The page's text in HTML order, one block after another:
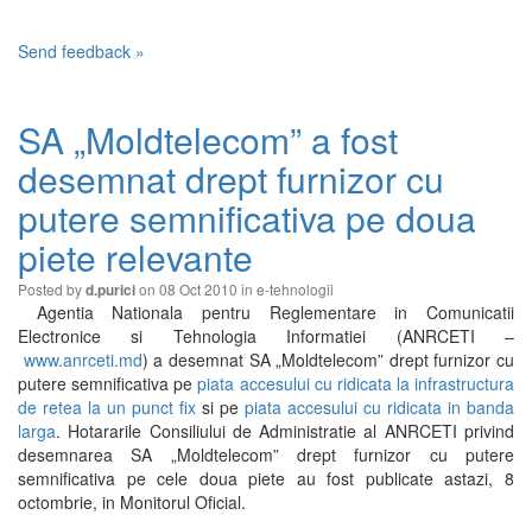
Send feedback »
SA „Moldtelecom” a fost
desemnat drept furnizor cu
putere semnificativa pe doua
piete relevante
Posted byd.puricion 08 Oct 2010 in e-tehnologii
Agentia Nationala pentru Reglementare in Comunicatii
Electronice si Tehnologia Informatiei (ANRCETI –
www.anrceti.md) a desemnat SA „Moldtelecom” drept furnizor cu
putere semnificativa pepiata accesului cu ridicata la infrastructura
de retea la un punct fix si pe piata accesului cu ridicata in banda
larga. Hotararile Consiliului de Administratie al ANRCETI privind
desemnarea SA „Moldtelecom” drept furnizor cu putere
semnificativa pe cele doua piete au fost publicate astazi, 8
octombrie, in Monitorul Oficial.